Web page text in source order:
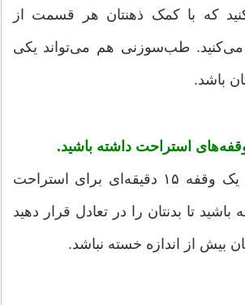
کنید که با کمک ذهنتان هر قسمت از
می‌کنید. طب‌سوزنی هم می‌تواند یکی
باشد.
سعی کنید حداقل یک وقفه ۱۵ دقیقه‌ای برای استراحت
تا بدنتان را در تعادل قرار دهید
بیش از اندازه خسته نباشد.